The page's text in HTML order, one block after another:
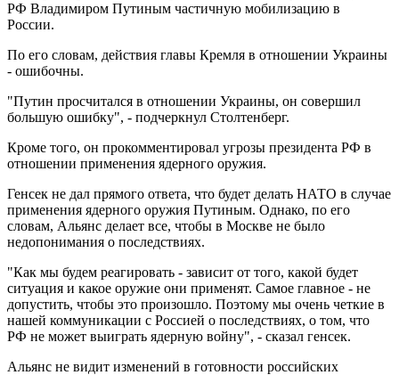
РФ Владимиром Путиным частичную мобилизацию в
России.
По его словам, действия главы Кремля в отношении Украины
- ошибочны.
"Путин просчитался в отношении Украины, он совершил
большую ошибку", - подчеркнул Столтенберг.
Кроме того, он прокомментировал угрозы президента РФ в
отношении применения ядерного оружия.
Генсек не дал прямого ответа, что будет делать НАТО в случае
применения ядерного оружия Путиным. Однако, по его
словам, Альянс делает все, чтобы в Москве не было
недопонимания о последствиях.
"Как мы будем реагировать - зависит от того, какой будет
ситуация и какое оружие они применят. Самое главное - не
допустить, чтобы это произошло. Поэтому мы очень четкие в
нашей коммуникации с Россией о последствиях, о том, что
РФ не может выиграть ядерную войну", - сказал генсек.
Альянс не видит изменений в готовности российских